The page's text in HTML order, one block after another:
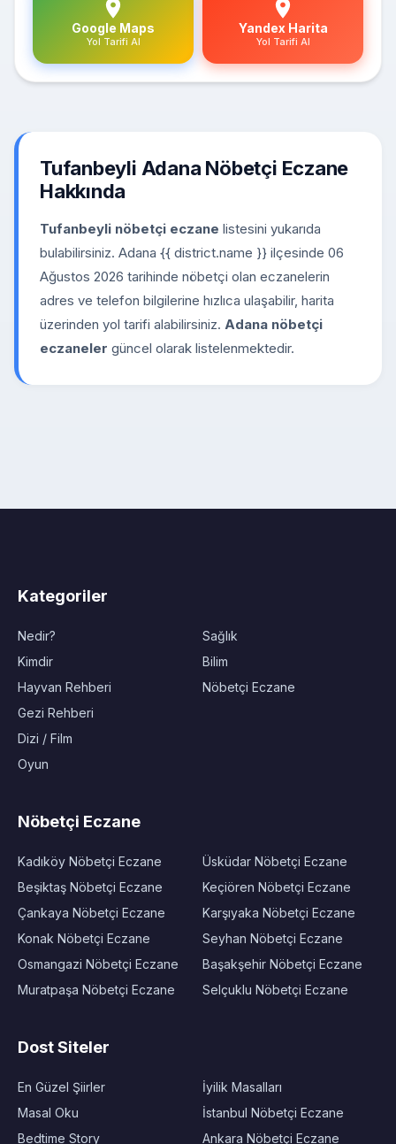
Google Maps
Yol Tarifi Al
Yandex Harita
Yol Tarifi Al
Tufanbeyli Adana Nöbetçi Eczane
Hakkında
Tufanbeyli nöbetçi eczane listesini yukarıda
bulabilirsiniz. Adana {{ district.name }} ilçesinde 06
Ağustos 2026 tarihinde nöbetçi olan eczanelerin
adres ve telefon bilgilerine hızlıca ulaşabilir, harita
üzerinden yol tarifi alabilirsiniz. Adana nöbetçi
eczaneler güncel olarak listelenmektedir.
Kategoriler
Nedir?
Kimdir
Hayvan Rehberi
Gezi Rehberi
Dizi / Film
Oyun
Sağlık
Bilim
Nöbetçi Eczane
Nöbetçi Eczane
Kadıköy Nöbetçi Eczane
Beşiktaş Nöbetçi Eczane
Çankaya Nöbetçi Eczane
Konak Nöbetçi Eczane
Osmangazi Nöbetçi Eczane
Muratpaşa Nöbetçi Eczane
Üsküdar Nöbetçi Eczane
Keçiören Nöbetçi Eczane
Karşıyaka Nöbetçi Eczane
Seyhan Nöbetçi Eczane
Başakşehir Nöbetçi Eczane
Selçuklu Nöbetçi Eczane
Dost Siteler
En Güzel Şiirler
Masal Oku
Bedtime Story
İyilik Masalları
İstanbul Nöbetçi Eczane
Ankara Nöbetçi Eczane